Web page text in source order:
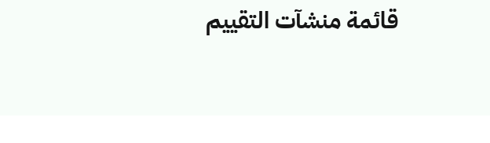
قائمة منشآت التقييم